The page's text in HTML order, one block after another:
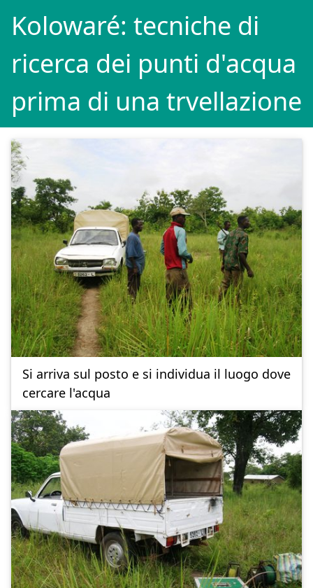
Kolowaré: tecniche di
ricerca dei punti d'acqua
prima di una trvellazione
Si arriva sul posto e si individua il luogo dove
cercare l'acqua